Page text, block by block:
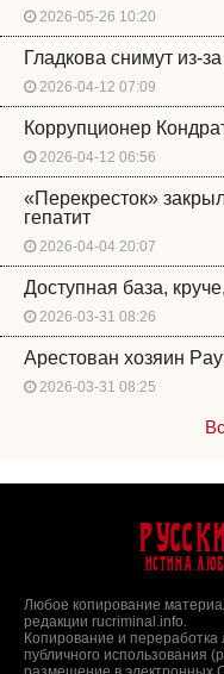
2026-05-26 10:20
Гладкова снимут из-
2026-04-12 07:09
Коррупционер
2026-04-12 06:56
«Перекресток»
гепатит
2026-04-04 20:07
Доступная база,
2026-03-31 08:26
Арестован хозяин
2026-03-31 08:25
Истина
Любое копирование
редакции rucriminal.info.
Копирование и
публичного использования